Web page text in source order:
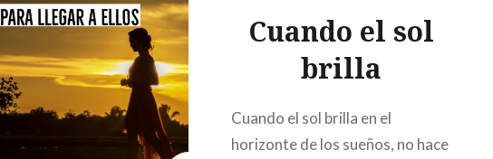
Cuando el sol
brilla
Cuando el sol brilla en el
horizonte de los sueños, no hace